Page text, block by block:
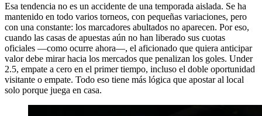
Esa tendencia no es un accidente de una temporada aislada. Se ha
mantenido en todo varios torneos, con pequeñas variaciones, pero
con una constante: los marcadores abultados no aparecen. Por eso,
cuando las casas de apuestas aún no han liberado sus cuotas
oficiales —como ocurre ahora—, el aficionado que quiera anticipar
valor debe mirar hacia los mercados que penalizan los goles. Under
2.5, empate a cero en el primer tiempo, incluso el doble oportunidad
visitante o empate. Todo eso tiene más lógica que apostar al local
solo porque juega en casa.